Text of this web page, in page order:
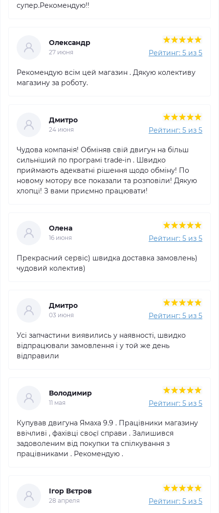
супер.Рекомендую!!
Олександр
27 июня Рейтинг: 5 из 5
Рекомендую всім цей магазин . Дякую колективу
магазину за роботу.
Дмитро
24 июня Рейтинг: 5 из 5
Чудова компанія! Обміняв свій двигун на більш
сильніший по програмі trade-in . Швидко
приймають адекватні рішення щодо обміну! По
новому мотору все показали та розповіли! Дякую
хлопці! З вами приємно працювати!
Олена
16 июня Рейтинг: 5 из 5
Прекрасний сервіс) швидка доставка замовлень)
чудовий колектив)
Дмитро
03 июня Рейтинг: 5 из 5
Усі запчастини виявились у наявності, швидко
відпрацювали замовлення і у той же день
відправили
Володимир
11 мая Рейтинг: 5 из 5
Купував двигуна Ямаха 9.9 . Працівники магазину
ввічливі , фахівці своєї справи . Залишився
задоволеним від покупки та спілкування з
працівниками . Рекомендую .
Ігор Вєтров
28 апреля Рейтинг: 5 из 5